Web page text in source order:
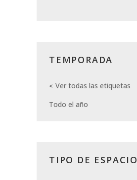
TEMPORADA
Ver todas las etiquetas
Todo el año
TIPO DE ESPACIO